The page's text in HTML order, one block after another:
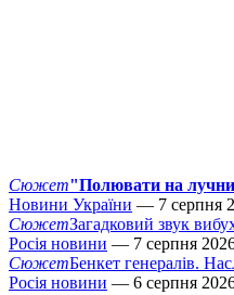
Сюжет"Полювати на
Новини України — 7 серпня
СюжетЗагадковий звук
Росія новини — 7 серпня
СюжетБенкет генералів.
Росія новини — 6 серпня